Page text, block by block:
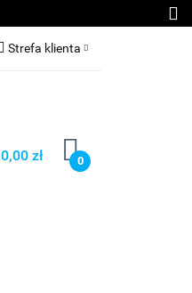
Strefa klienta
Dodaj zgłoszenie
Zgody cookies
0,00 zł 0